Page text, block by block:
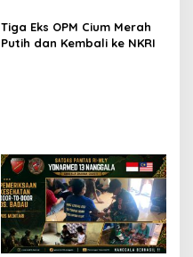
untuk Pencarian dan
Evakuasi
Tiga Eks OPM Cium Merah
Putih dan Kembali ke NKRI